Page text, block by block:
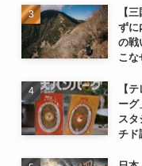
【
ずに
の戦
こな
【
ー
ス
チド